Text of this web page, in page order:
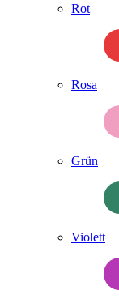
Rot
Rosa
Grün
Violett